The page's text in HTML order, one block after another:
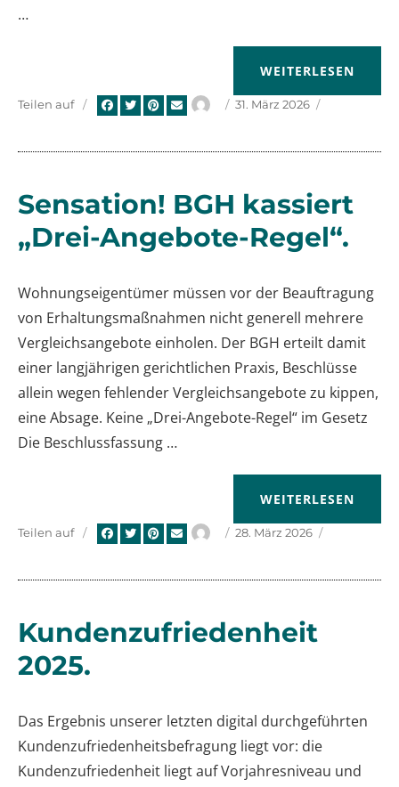
…
„ZUM
WEITERLESEN
AutorVeröffentlicht
31. März 2026
Teilen auf
Sensation! BGH kassiert
„Drei-Angebote-Regel“.
Wohnungseigentümer müssen vor der Beauftragung
von Erhaltungsmaßnahmen nicht generell mehrere
Vergleichsangebote einholen. Der BGH erteilt damit
einer langjährigen gerichtlichen Praxis, Beschlüsse
allein wegen fehlender Vergleichsangebote zu kippen,
eine Absage. Keine „Drei-Angebote-Regel“ im Gesetz
Die Beschlussfassung …
„SENSATION! BGH
WEITERLESEN
AutorVeröffentlicht
28. März 2026
Teilen auf
Kundenzufriedenheit
2025.
Das Ergebnis unserer letzten digital durchgeführten
Kundenzufriedenheitsbefragung liegt vor: die
Kundenzufriedenheit liegt auf Vorjahresniveau und